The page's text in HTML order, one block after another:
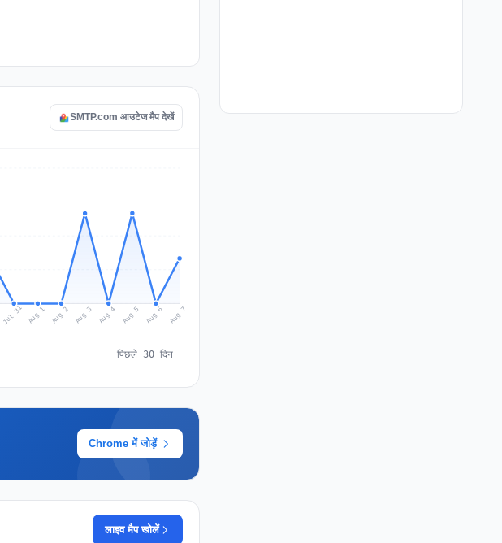
SMTP.com आउटेज मैप देखें
Jul 31 Aug 1 Aug 2 Aug 3 Aug 4 Aug 5 Aug 6 Aug 7
पिछले 30 दिन
Chrome में जोड़ें
लाइव मैप खोलें